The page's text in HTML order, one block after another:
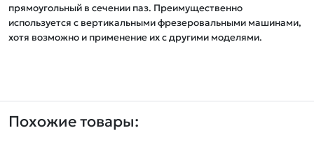
прямоугольный в сечении паз. Преимущественно
используется с вертикальными фрезеровальными машинами,
Похожие товары: